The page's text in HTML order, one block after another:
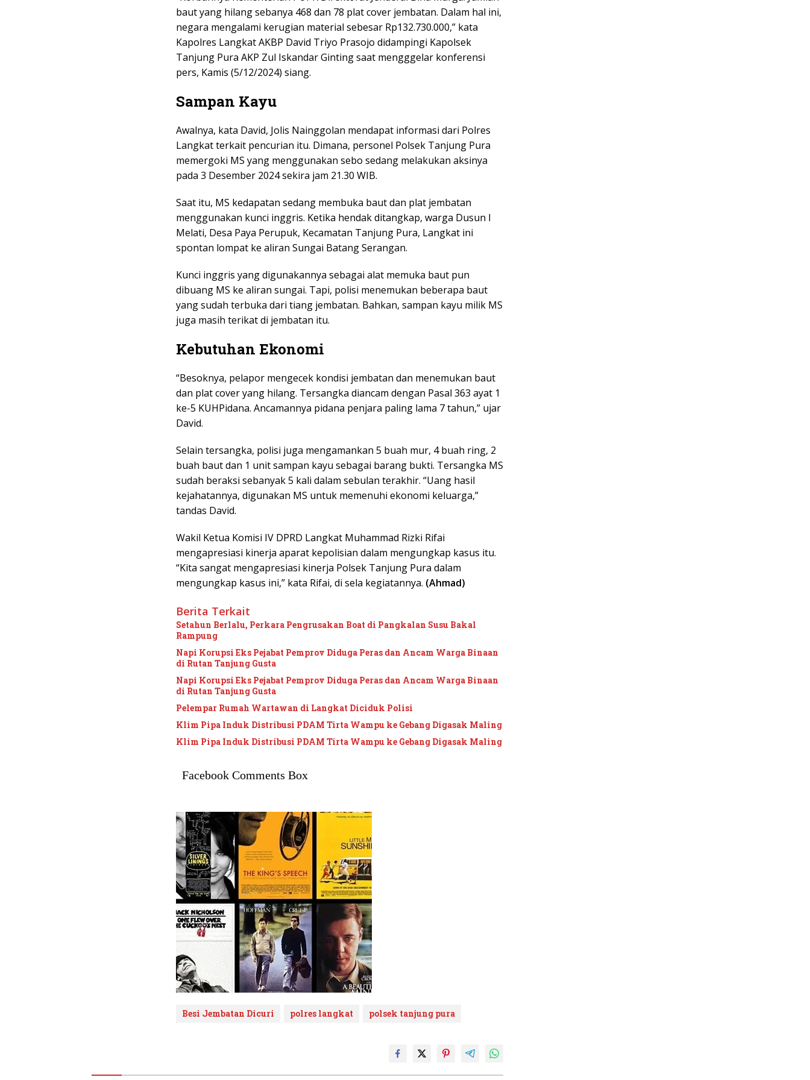
baut yang hilang sebanya 468 dan 78 plat cover jembatan. Dalam hal ini,
negara mengalami kerugian material sebesar Rp132.730.000,” kata
Kapolres Langkat AKBP David Triyo Prasojo didampingi Kapolsek
Tanjung Pura AKP Zul Iskandar Ginting saat mengggelar konferensi
pers, Kamis (5/12/2024) siang.
Sampan Kayu
Awalnya, kata David, Jolis Nainggolan mendapat informasi dari Polres
Langkat terkait pencurian itu. Dimana, personel Polsek Tanjung Pura
memergoki MS yang menggunakan sebo sedang melakukan aksinya
pada 3 Desember 2024 sekira jam 21.30 WIB.
Saat itu, MS kedapatan sedang membuka baut dan plat jembatan
menggunakan kunci inggris. Ketika hendak ditangkap, warga Dusun I
Melati, Desa Paya Perupuk, Kecamatan Tanjung Pura, Langkat ini
spontan lompat ke aliran Sungai Batang Serangan.
Kunci inggris yang digunakannya sebagai alat memuka baut pun
dibuang MS ke aliran sungai. Tapi, polisi menemukan beberapa baut
yang sudah terbuka dari tiang jembatan. Bahkan, sampan kayu milik MS
juga masih terikat di jembatan itu.
Kebutuhan Ekonomi
“Besoknya, pelapor mengecek kondisi jembatan dan menemukan baut
dan plat cover yang hilang. Tersangka diancam dengan Pasal 363 ayat 1
ke-5 KUHPidana. Ancamannya pidana penjara paling lama 7 tahun,” ujar
David.
Selain tersangka, polisi juga mengamankan 5 buah mur, 4 buah ring, 2
buah baut dan 1 unit sampan kayu sebagai barang bukti. Tersangka MS
sudah beraksi sebanyak 5 kali dalam sebulan terakhir. “Uang hasil
kejahatannya, digunakan MS untuk memenuhi ekonomi keluarga,”
tandas David.
Wakil Ketua Komisi IV DPRD Langkat Muhammad Rizki Rifai
mengapresiasi kinerja aparat kepolisian dalam mengungkap kasus itu.
“Kita sangat mengapresiasi kinerja Polsek Tanjung Pura dalam
mengungkap kasus ini,” kata Rifai, di sela kegiatannya. (Ahmad)
Berita Terkait
Setahun Berlalu, Perkara Pengrusakan Boat di Pangkalan Susu Bakal
Rampung
Napi Korupsi Eks Pejabat Pemprov Diduga Peras dan Ancam Warga Binaan
di Rutan Tanjung Gusta
Napi Korupsi Eks Pejabat Pemprov Diduga Peras dan Ancam Warga Binaan
di Rutan Tanjung Gusta
Pelempar Rumah Wartawan di Langkat Diciduk Polisi
Klim Pipa Induk Distribusi PDAM Tirta Wampu ke Gebang Digasak Maling
Klim Pipa Induk Distribusi PDAM Tirta Wampu ke Gebang Digasak Maling
Facebook Comments Box
Besi Jembatan Dicuri polres langkat polsek tanjung pura